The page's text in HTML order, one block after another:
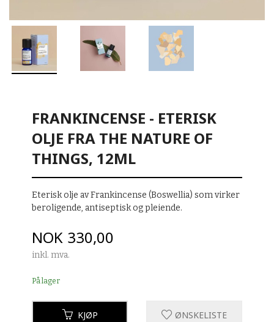
FRANKINCENSE - ETERISK
OLJE FRA THE NATURE OF
THINGS, 12ML
Eterisk olje av Frankincense (Boswellia) som virker
beroligende, antiseptisk og pleiende.
Pris
NOK 330,00
inkl. mva.
På lager
KJØP ØNSKELISTE